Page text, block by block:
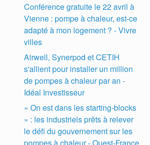
Conférence gratuite le 22 avril à
Vienne : pompe à chaleur, est-ce
adapté à mon logement ? - Vivre
villes
Airwell, Synerpod et CETIH
s'allient pour installer un million
de pompes à chaleur par an -
Idéal Investisseur
« On est dans les starting-blocks
» : les industriels prêts à relever
le défi du gouvernement sur les